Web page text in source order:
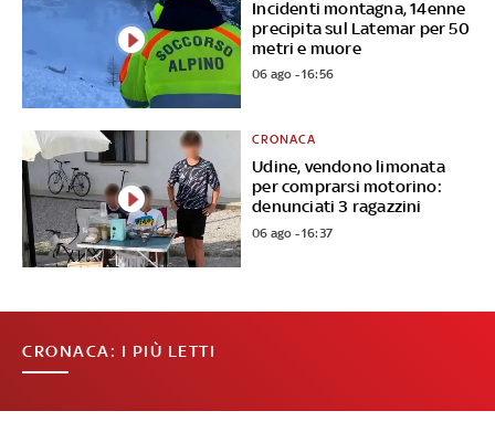
Incidenti montagna, 14enne
precipita sul Latemar per 50
metri e muore
06 ago - 16:56
Udine, vendono limonata
per comprarsi motorino:
denunciati 3 ragazzini
CRONACA
06 ago - 16:37
CRONACA: I PIÙ LETTI